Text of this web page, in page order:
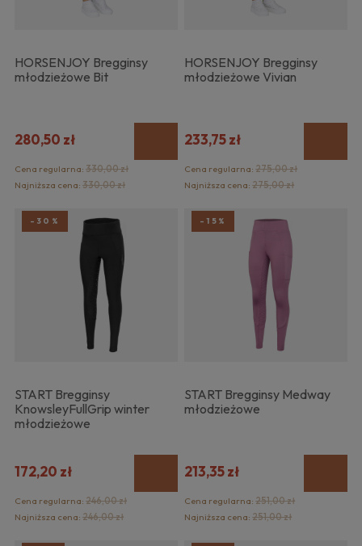
HORSENJOY Bregginsy
młodzieżowe Bit
280,50 zł
Cena regularna: 330,00 zł
Najniższa cena: 330,00 zł
HORSENJOY Bregginsy
młodzieżowe Vivian
233,75 zł
Cena regularna:275,00 zł
Najniższa cena:275,00 zł
START Bregginsy
KnowsleyFullGrip winter
młodzieżowe
172,20 zł
Cena regularna: 246,00 zł
Najniższa cena: 246,00 zł
-30%
START Bregginsy Medway
młodzieżowe
213,35 zł
Cena regularna:251,00 zł
Najniższa cena:251,00 zł
-15%